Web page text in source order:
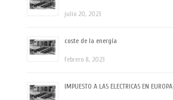
julio 20, 2023
coste de la energía
febrero 8, 2023
IMPUESTO A LAS ELECTRICAS EN EUROPA